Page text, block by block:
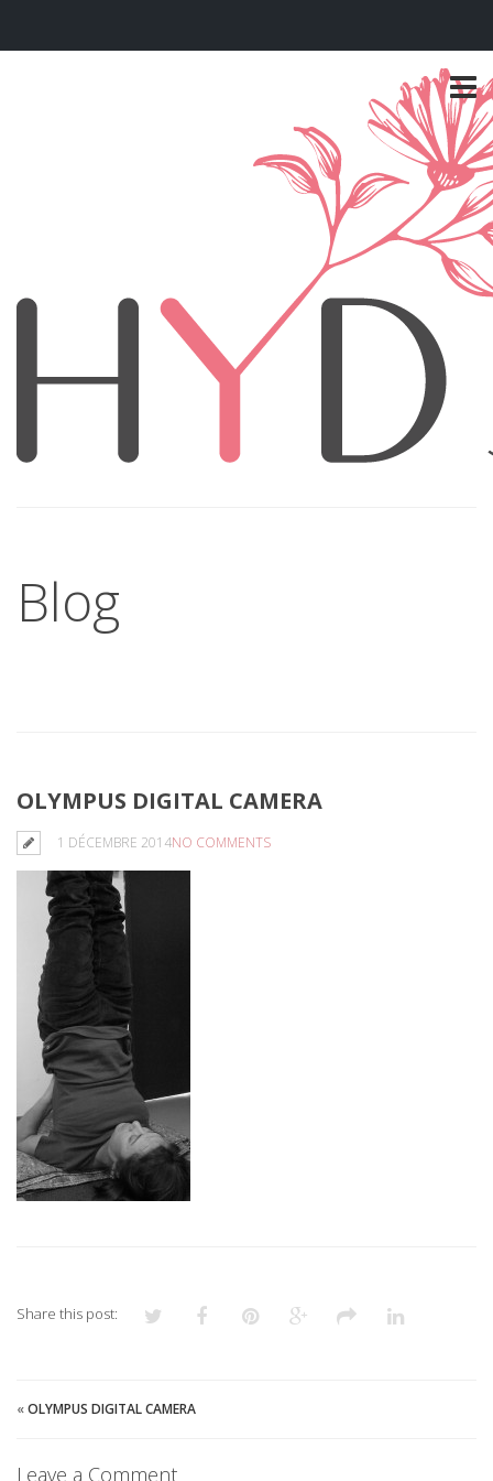
Blog
OLYMPUS DIGITAL CAMERA
1 DÉCEMBRE 2014NO COMMENTS
Share this post:
«OLYMPUS DIGITAL CAMERA
Leave a Comment